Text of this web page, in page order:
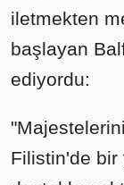
iletmekten
başlayan
ediyordu:
Filistin'de bir